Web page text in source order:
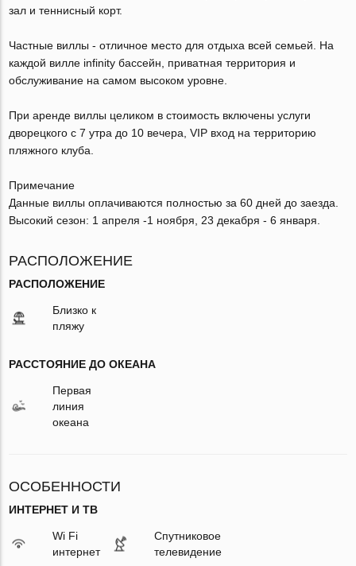
зал и теннисный корт.
Частные виллы - отличное место для отдыха всей семьей. На
каждой вилле infinity бассейн, приватная территория и
обслуживание на самом высоком уровне.
При аренде виллы целиком в стоимость включены услуги
дворецкого с 7 утра до 10 вечера, VIP вход на территорию
пляжного клуба.
Примечание
Данные виллы оплачиваются полностью за 60 дней до заезда.
Высокий сезон: 1 апреля -1 ноября, 23 декабря - 6 января.
РАСПОЛОЖЕНИЕ
РАСПОЛОЖЕНИЕ
Близко к
пляжу
РАССТОЯНИЕ ДО ОКЕАНА
Первая
линия
океана
ОСОБЕННОСТИ
ИНТЕРНЕТ И ТВ
Wi Fi
интернет
Спутниковое
телевидение